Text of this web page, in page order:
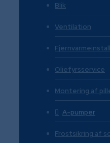
Blik
Ventilation
Oliefyrsservice
Montering af
A-pumper
Frostsikring af